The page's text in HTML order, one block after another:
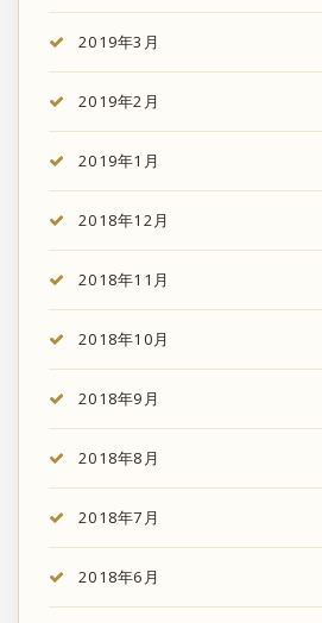
2019年3月
2019年2月
2019年1月
2018年12月
2018年11月
2018年10月
2018年9月
2018年8月
2018年7月
2018年6月